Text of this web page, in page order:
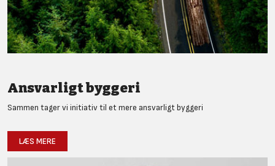
Ansvarligt byggeri
Sammen tager vi initiativ til et mere ansvarligt byggeri
LÆS MERE